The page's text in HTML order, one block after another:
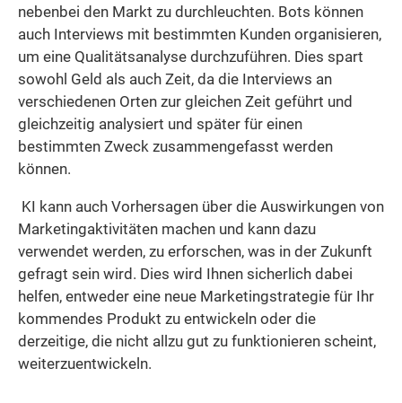
nebenbei den Markt zu durchleuchten. Bots können
auch Interviews mit bestimmten Kunden organisieren,
um eine Qualitätsanalyse durchzuführen. Dies spart
sowohl Geld als auch Zeit, da die Interviews an
verschiedenen Orten zur gleichen Zeit geführt und
gleichzeitig analysiert und später für einen
bestimmten Zweck zusammengefasst werden
können.
KI kann auch Vorhersagen über die Auswirkungen von
Marketingaktivitäten machen und kann dazu
verwendet werden, zu erforschen, was in der Zukunft
gefragt sein wird. Dies wird Ihnen sicherlich dabei
helfen, entweder eine neue Marketingstrategie für Ihr
kommendes Produkt zu entwickeln oder die
derzeitige, die nicht allzu gut zu funktionieren scheint,
weiterzuentwickeln.